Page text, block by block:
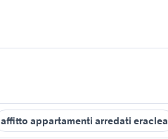
affitto appartamenti arredati eraclea